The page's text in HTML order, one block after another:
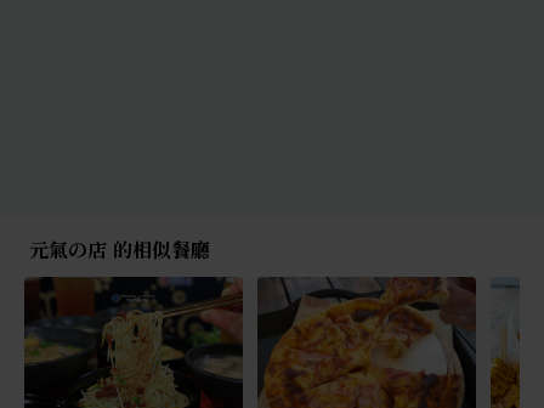
元氣の店 的相似餐廳